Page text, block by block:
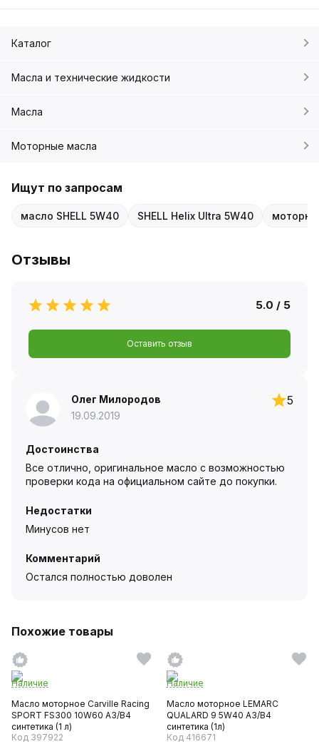
Каталог
Масла и технические жидкости
Масла
Моторные масла
Ищут по запросам
масло SHELL 5W40 SHELL Helix Ultra 5W40
Отзывы
5.0 / 5
Оставить отзыв
Олег Милородов
19.09.2019
5
Достоинства
Все отлично, оригинальное масло с возможностью
проверки кода на официальном сайте до покупки.
Недостатки
Минусов нет
Комментарий
Остался полностью доволен
Похожие товары
Наличие
Масло моторное Carville Racing
SPORT FS300 10W60 A3/B4
синтетика (1 л)
Код 397922
Наличие
Масло моторное LEMARC
QUALARD 9 5W40 A3/B4
синтетика (1л)
Код 416671